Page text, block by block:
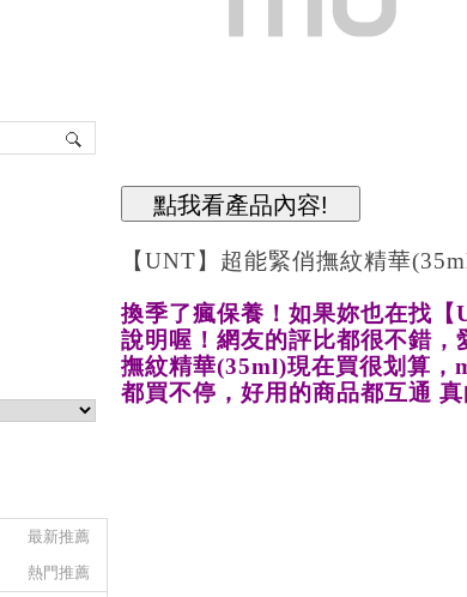
【UNT】超能緊俏撫紋精華
換季了瘋保養！如果妳也在找
說明喔！網友的評比都很不錯，
撫紋精華(35ml)現在買很划算，
都買不停，好用的商品都互通
最新推薦
熱門推薦